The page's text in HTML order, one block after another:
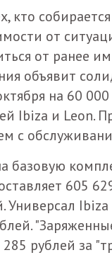
кто
от
от ранее
объявит
на 60
Ibiza и Leon.
с
базовую
605
Универсал
рублей за